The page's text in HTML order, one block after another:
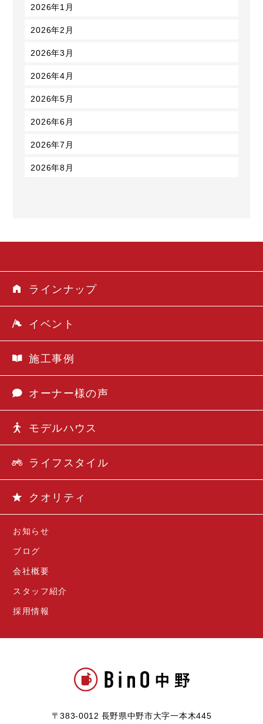
2026年1月
2026年2月
2026年3月
2026年4月
2026年5月
2026年6月
2026年7月
2026年8月
〒383-0012 長野県中野市大字一本木445
お知らせ
ブログ
会社概要
スタッフ紹介
採用情報
ラインナップ
イベント
施工事例
オーナー様の声
モデルハウス
ライフスタイル
クオリティ